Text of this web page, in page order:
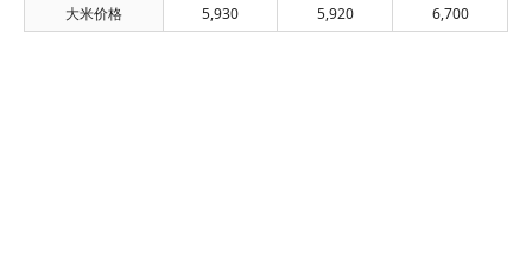
在韩流中的百姓采取的“金正恩式朝鲜版紧急戒严”。从①全面断绝南北
关系（政府、民间），②加快核开发和金正恩个人偶像化，③注入敌对
大米价格
5,930 5,920 6,700